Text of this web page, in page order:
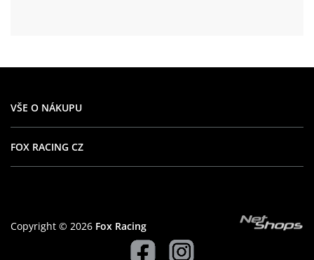
VŠE O NÁKUPU
FOX RACING CZ
Copyright © 2026 Fox Racing